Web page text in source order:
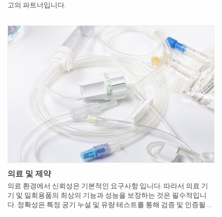
고의 파트너입니다.
의료 및 제약
의료 환경에서 신뢰성은 기본적인 요구사항 입니다. 따라서 의료 기
기 및 일회용품의 최상의 기능과 성능을 보장하는 것은 필수적입니
다. 정확성은 특정 공기 누설 및 유량 테스트를 통해 검증 및 인증될 수